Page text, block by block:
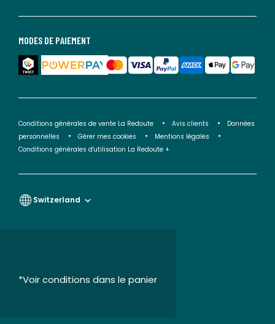
MODES DE PAIEMENT
Conditions générales de vente La Redoute Avis clients
Données
personnelles
Gérer mes cookies
Mentions légales
Conditions générales d'utilisation La Redoute +
Switzerland
*Voir conditions dans le panier